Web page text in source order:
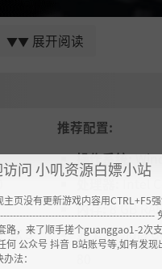
。
游戏即将展开；
来袭；
的步伐。
也要在短时间内集中注
▼▼ 展开阅读
RX 5
推荐配置:
操作系统:
内存:8 GB
显卡:Nvidia
问 小叽资源白嫖小站
主页没有更新游戏内容用CTRL+F5
路，来了顺手搓个guanggao1-2次
何 公众号 抖音 B站账号等,如有发
法：